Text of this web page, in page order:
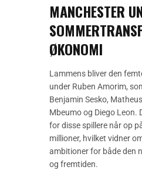
MANCHESTER
ØKONOMI
Lammens bliver den
under Ruben Amorim,
Benjamin Sesko,
Mbeumo og Diego Leon.
for disse spillere når op
millioner, hvilket vidner
ambitioner for både den
og fremtiden.